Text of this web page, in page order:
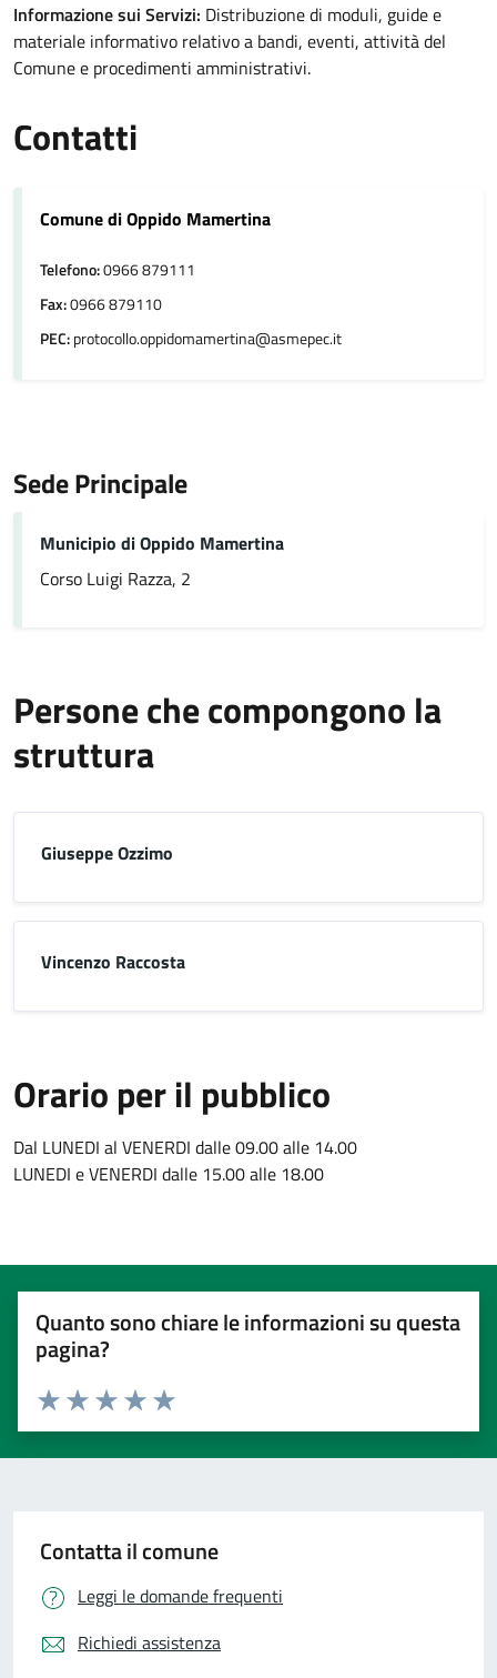
Informazione sui Servizi: Distribuzione di moduli, guide e
materiale informativo relativo a bandi, eventi, attività del
Comune e procedimenti amministrativi.
Contatti
Comune di Oppido Mamertina
Telefono:0966 879111
Fax:0966 879110
PEC:protocollo.oppidomamertina@asmepec.it
Sede Principale
Municipio di Oppido Mamertina
Corso Luigi Razza, 2
Persone che compongono la
struttura
Giuseppe Ozzimo
Vincenzo Raccosta
Orario per il pubblico
Dal LUNEDI al VENERDI dalle 09.00 alle 14.00
LUNEDI e VENERDI dalle 15.00 alle 18.00
Quanto sono chiare le informazioni su questa
pagina?
Valuta 5 stelle su 5
Valuta 4 stelle su 5
Valuta 3 stelle su 5
Valuta 2 stelle su 5
Valuta 1 stelle su 5
Contatta il comune
Leggi le domande frequenti
Richiedi assistenza